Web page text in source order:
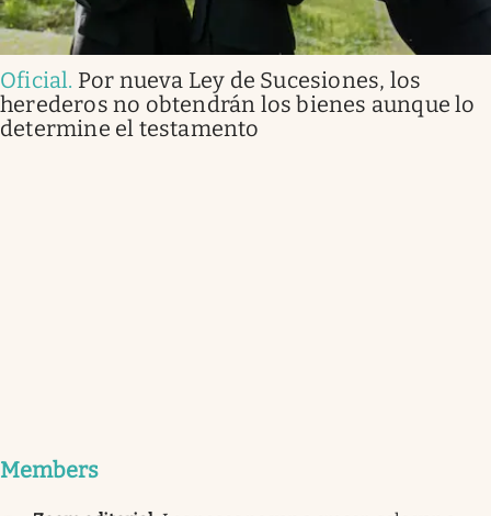
Oficial. Por nueva Ley de Sucesiones, los
herederos no obtendrán los bienes aunque lo
determine el testamento
Members